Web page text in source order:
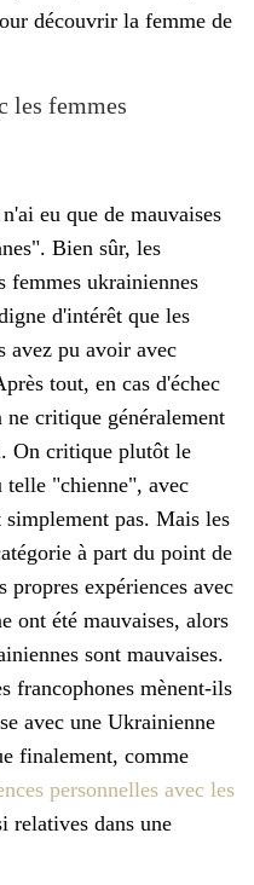
découvrir la femme de
les femmes
eu que de mauvaises
Bien sûr, les
femmes ukrainiennes
d'intérêt que les
avez pu avoir avec
tout, en cas d'échec
ne critique généralement
On critique plutôt le
telle "chienne", avec
pas. Mais les
à part du point de
propres expériences avec
ont été mauvaises, alors
sont mauvaises.
francophones mènent-ils
avec une Ukrainienne
finalement, comme
personnelles avec les
relatives dans une